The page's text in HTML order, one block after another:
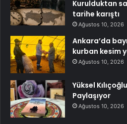
Kurulduktan
tarihe karıştı
Ağustos 10, 2026
Ankara’da
kurban kesim
Ağustos 10, 2026
Yüksel
Paylaşıyor
Ağustos 10, 2026